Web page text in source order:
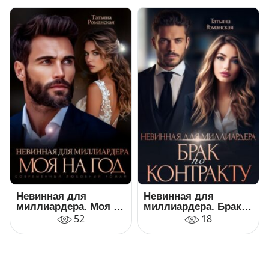
Невинная для
миллиардера. Моя на
52
Невинная для
миллиардера. Брак
по контракту18